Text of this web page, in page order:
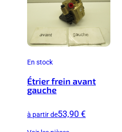
En stock
Étrier frein avant
gauche
à partir de53,90 €